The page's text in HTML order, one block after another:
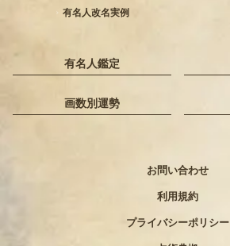
有名人改名実例
有名人鑑定
画数別運勢
お問い合わせ
利用規約
プライバシーポリシー